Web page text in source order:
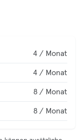
4 / Monat
4 / Monat
8 / Monat
8 / Monat